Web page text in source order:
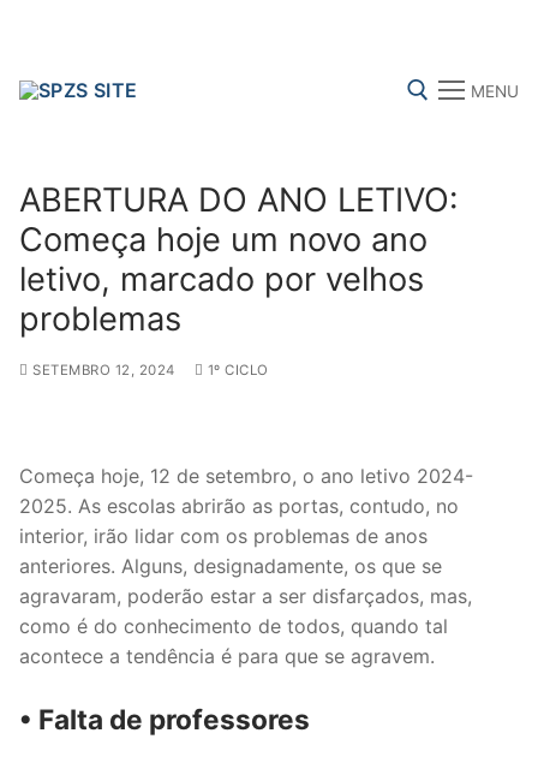
Search for:
MENU
FENPROF CGTP-IN FRENTE COMUM
Search
sindicalização
Notícias
Legislação
Sectores
1º CICLO
ABERTURA DO ANO LETIVO:
Começa hoje um novo ano
letivo, marcado por velhos
problemas
SETEMBRO 12, 2024 1º CICLO
Começa hoje, 12 de setembro, o ano letivo 2024-
2025. As escolas abrirão as portas, contudo, no
interior, irão lidar com os problemas de anos
anteriores. Alguns, designadamente, os que se
agravaram, poderão estar a ser disfarçados, mas,
como é do conhecimento de todos, quando tal
acontece a tendência é para que se agravem.
• Falta de professores